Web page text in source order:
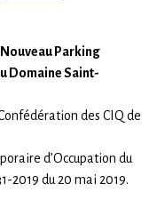
Parking
Domaine Saint-
des CIQ de
d’Occupation du
2019 du 20 mai 2019.